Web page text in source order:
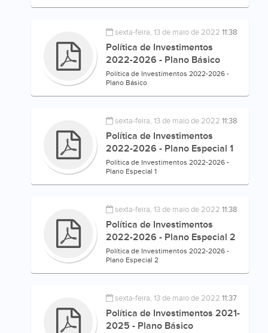
sexta-feira, 13 de maio de 202211:38
Política de Investimentos
2022-2026 - Plano Básico
Política de Investimentos 2022-2026 -
Plano Básico
sexta-feira, 13 de maio de 202211:38
Política de Investimentos
2022-2026 - Plano Especial 1
Política de Investimentos 2022-2026 -
Plano Especial 1
sexta-feira, 13 de maio de 202211:38
Política de Investimentos
2022-2026 - Plano Especial 2
Política de Investimentos 2022-2026 -
Plano Especial 2
sexta-feira, 13 de maio de 202211:37
Política de Investimentos 2021-
2025 - Plano Básico